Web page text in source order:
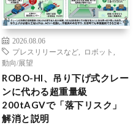
2026.08.06
プレスリリースなど
ロボット
動向/展望
ROBO-HI、吊り下げ式クレー
ンに代わる超重量級
200tAGVで「落下リスク」
解消と説明